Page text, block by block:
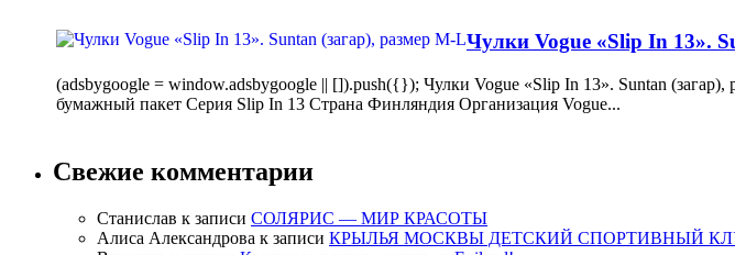
Чулки Vogue «Slip In 13».
(adsbygoogle = window.adsbygoogle || []).push({}); Чулки Vogue «Slip In 13». Suntan
бумажный пакет Серия Slip In 13 Страна Финляндия Организация Vogue...
Свежие комментарии
Станислав к записи СОЛЯРИС — МИР КРАСОТЫ
Алиса Александрова к записи КРЫЛЬЯ МОСКВЫ ДЕТСКИЙ СПОРТИВНЫЙ